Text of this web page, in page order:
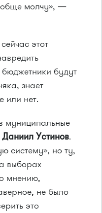
молчу», —
этот
будут
знает
или нет.
муниципальные
Даниил Устинов.
систему», но ту,
выборах
мнению,
не было
это